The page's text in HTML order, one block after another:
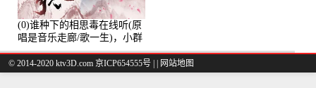
(0)谁种下的相思毒在线听(原
唱是音乐走廊/歌一生)，小群
演唱点播:8975次
© 2014-2020 ktv3D.com 京ICP654555号 | | 网站地图